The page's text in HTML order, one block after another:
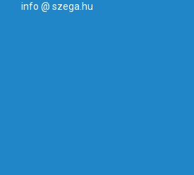
info @ szega.hu